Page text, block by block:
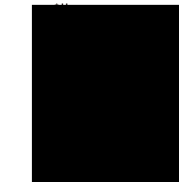
* Напольные покрытия